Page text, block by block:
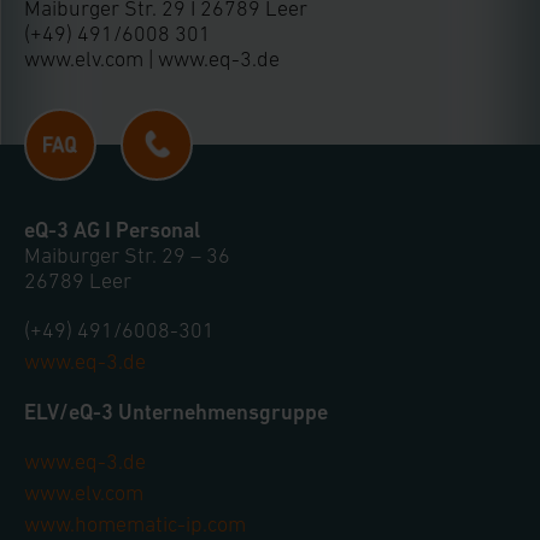
Maiburger Str. 29 I 26789 Leer
(+49) 491/6008 301
www.elv.com | www.eq-3.de
eQ-3 AG I Personal
Maiburger Str. 29 – 36
26789 Leer
(+49) 491/6008-301
www.eq-3.de
ELV/eQ-3 Unternehmensgruppe
www.eq-3.de
www.elv.com
www.homematic-ip.com